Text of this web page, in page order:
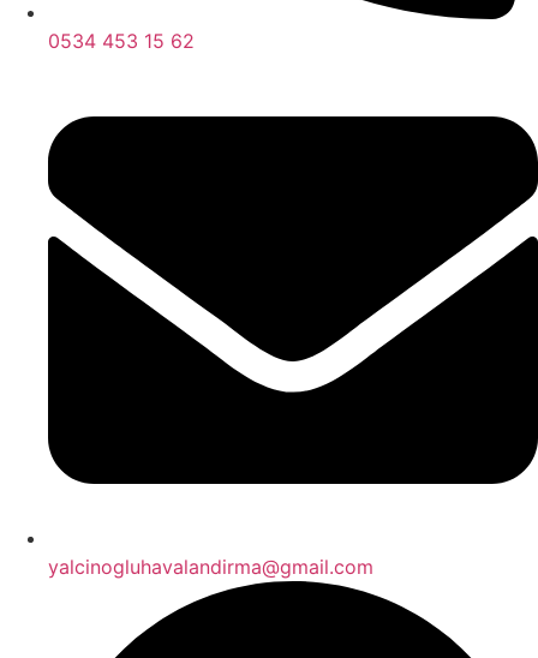
0534 453 15 62
yalcinogluhavalandirma@gmail.com